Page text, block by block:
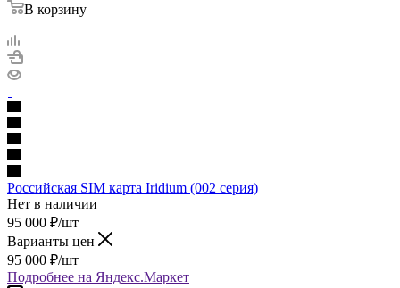
В корзину
Российская SIM карта Iridium (002 серия)
Нет в наличии
95 000 ₽/шт
Варианты цен
95 000 ₽/шт
Подробнее на Яндекс.Маркет